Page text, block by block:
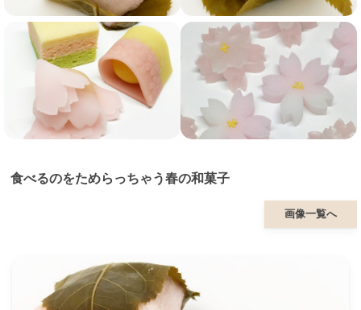
食べるのをためらっちゃう春の和菓子
画像一覧へ